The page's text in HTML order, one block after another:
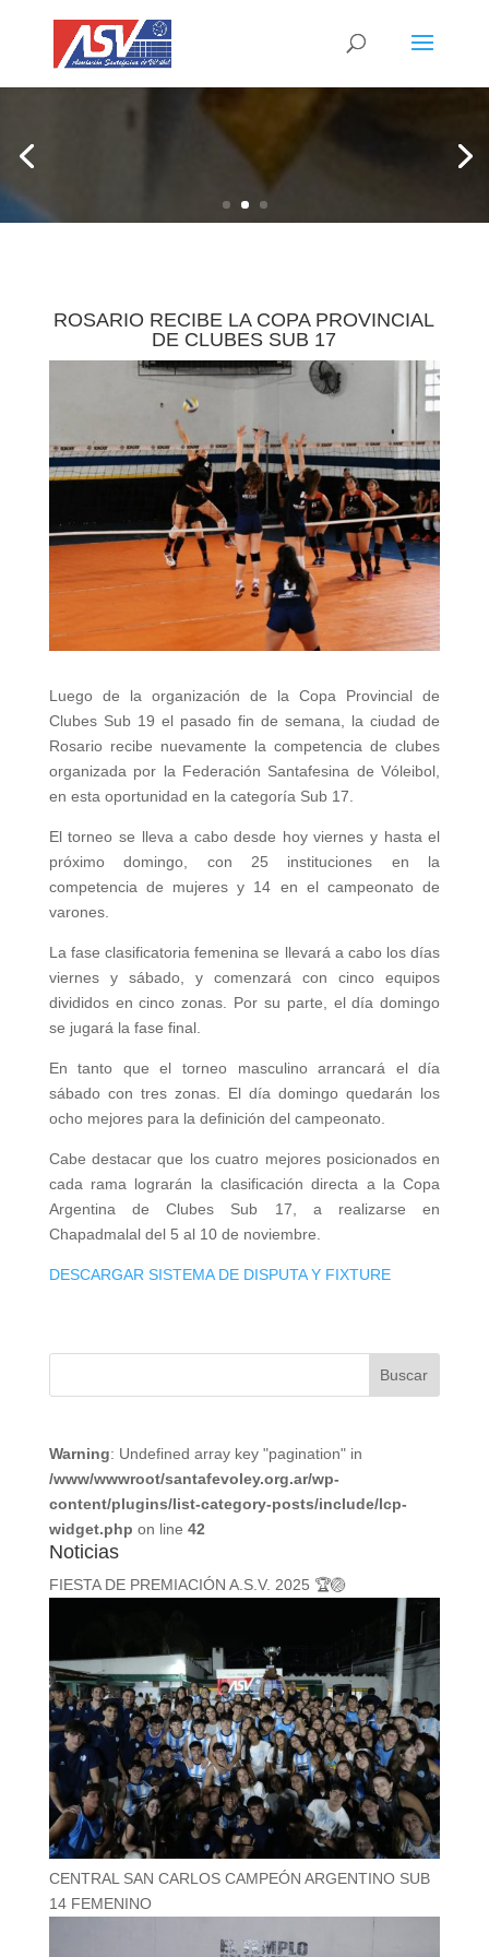
ROSARIO RECIBE LA COPA PROVINCIAL
DE CLUBES SUB 17
Luego de la organización de la Copa Provincial de
Clubes Sub 19 el pasado fin de semana, la ciudad de
Rosario recibe nuevamente la competencia de clubes
organizada por la Federación Santafesina de Vóleibol,
en esta oportunidad en la categoría Sub 17.
El torneo se lleva a cabo desde hoy viernes y hasta el
próximo domingo, con 25 instituciones en la
competencia de mujeres y 14 en el campeonato de
varones.
La fase clasificatoria femenina se llevará a cabo los días
viernes y sábado, y comenzará con cinco equipos
divididos en cinco zonas. Por su parte, el día domingo
se jugará la fase final.
En tanto que el torneo masculino arrancará el día
sábado con tres zonas. El día domingo quedarán los
ocho mejores para la definición del campeonato.
Cabe destacar que los cuatro mejores posicionados en
cada rama lograrán la clasificación directa a la Copa
Argentina de Clubes Sub 17, a realizarse en
Chapadmalal del 5 al 10 de noviembre.
DESCARGAR SISTEMA DE DISPUTA Y FIXTURE
Warning: Undefined array key "pagination" in
/www/wwwroot/santafevoley.org.ar/wp-
content/plugins/list-category-posts/include/lcp-
widget.php on line 42
Noticias
FIESTA DE PREMIACIÓN A.S.V. 2025 🏆🏐
CENTRAL SAN CARLOS CAMPEÓN ARGENTINO SUB
14 FEMENINO